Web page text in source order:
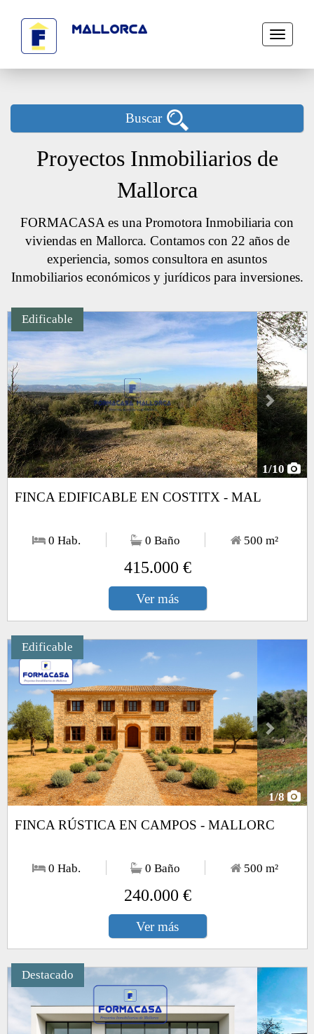
Toggle
Buscar
Proyectos Inmobiliarios de
Mallorca
FORMACASA es una Promotora Inmobiliaria con
viviendas en Mallorca. Contamos con 22 años de
experiencia, somos consultora en asuntos
Inmobiliarios económicos y jurídicos para inversiones.
Edificable Next
1/10
FINCA EDIFICABLE EN COSTITX - MAL
0 Hab. 0 Baño 500m²
415.000 €
Ver más
Edificable
1/8
FINCA RÚSTICA EN CAMPOS - MALLORC
0 Hab. 0 Baño 500m²
240.000 €
Ver más
Destacado Next